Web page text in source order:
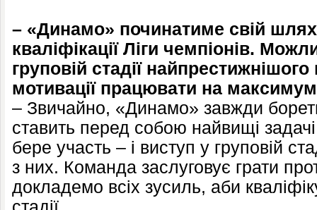
– «Динамо» починатиме свій
кваліфікації Ліги чемпіонів.
груповій стадії
мотивації працювати на
– Звичайно, «Динамо» завжди
ставить перед собою найвищі задачі
бере участь – і виступ у груповій
з них. Команда заслуговує грати
докладемо всіх зусиль, аби